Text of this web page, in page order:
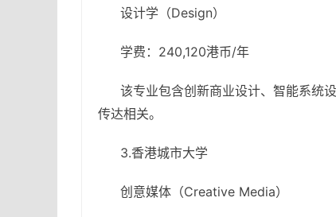
设计学（Design）
学费：240,120港币/年
该专业包含创新商业设计、智能系统
传达相关。
3.香港城市大学
创意媒体（Creative Media）